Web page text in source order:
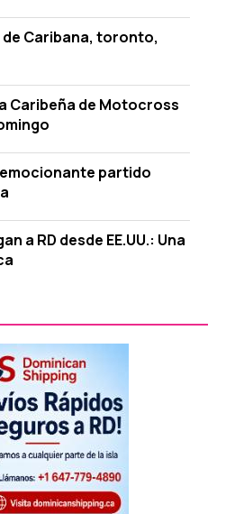
Caribana, toronto,
Caribeña de Motocross
partido
a RD desde EE.UU.: Una